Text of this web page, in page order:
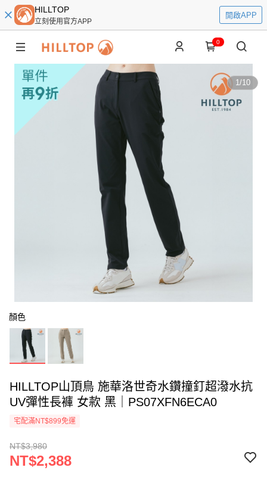
HILLTOP
立刻使用官方APP
開啟APP
0
1/10
顏色
HILLTOP山頂鳥 施華洛世奇水鑽撞釘超潑水抗
UV彈性長褲 女款 黑｜PS07XFN6ECA0
宅配滿NT$899免運
NT$3,980
NT$2,388